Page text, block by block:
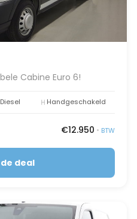
Cabine Euro 6!
Diesel Handgeschakeld
€12.950 • BTW
deal